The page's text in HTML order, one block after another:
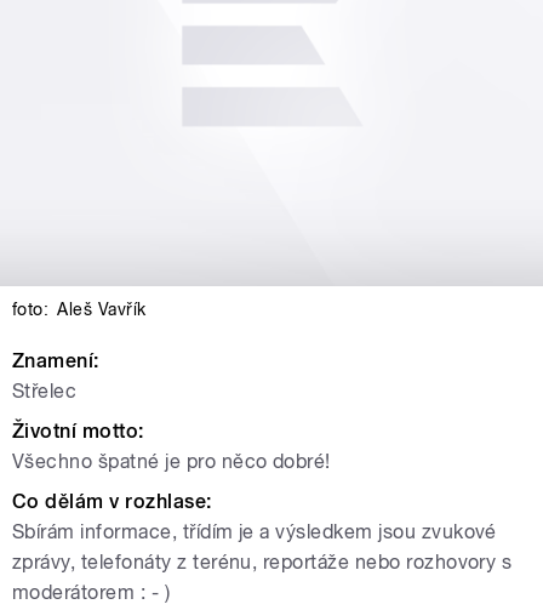
foto: Aleš Vavřík
Znamení:
Střelec
Životní motto:
Všechno špatné je pro něco dobré!
Co dělám v rozhlase:
Sbírám informace, třídím je a výsledkem jsou zvukové
zprávy, telefonáty z terénu, reportáže nebo rozhovory s
moderátorem : - )